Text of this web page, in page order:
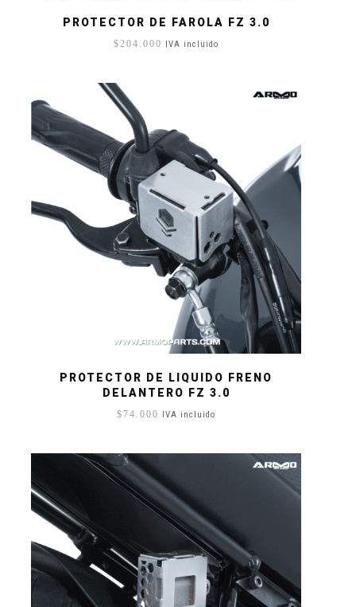
PROTECTOR DE FAROLA FZ 3.0
$204.000 IVA incluido
PROTECTOR DE LIQUIDO FRENO
DELANTERO FZ 3.0
$ 74.000 IVA incluido